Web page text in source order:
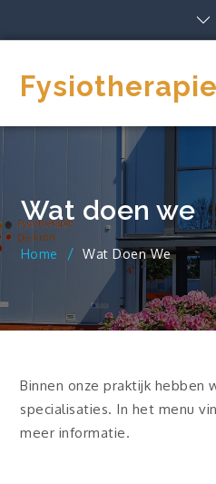
Wat doen we
Home Wat Doen We
Binnen onze praktijk hebben
specialisaties. In het menu
meer informatie.